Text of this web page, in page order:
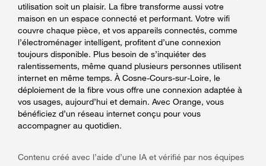
utilisation soit un plaisir. La fibre transforme aussi votre
maison en un espace connecté et performant. Votre wifi
couvre chaque pièce, et vos appareils connectés, comme
l’électroménager intelligent, profitent d’une connexion
toujours disponible. Plus besoin de s’inquiéter des
ralentissements, même quand plusieurs personnes utilisent
internet en même temps. À Cosne-Cours-sur-Loire, le
déploiement de la fibre vous offre une connexion adaptée à
vos usages, aujourd’hui et demain. Avec Orange, vous
bénéficiez d’un réseau internet conçu pour vous
accompagner au quotidien.
Contenu créé avec l’aide d’une IA et vérifié par nos équipes